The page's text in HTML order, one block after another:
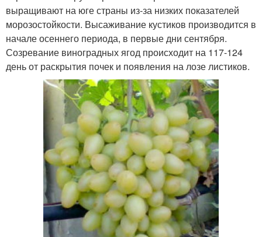
выращивают на юге страны из-за низких показателей
морозостойкости. Высаживание кустиков производится в
начале осеннего периода, в первые дни сентября.
Созревание виноградных ягод происходит на 117-124
день от раскрытия почек и появления на лозе листиков.